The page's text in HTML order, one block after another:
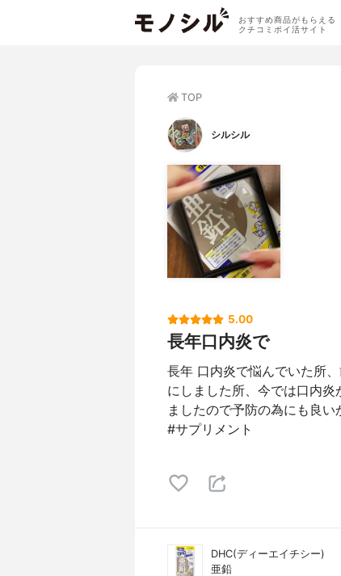
おすすめ商品がもらえる
クチコミポイ活サイト
TOP
シルシル
5.00
長年口内炎で
長年 口内炎で悩んでいた所
にしました所、今では口内
ましたので予防の為にも良い
#サプリメント
DHC(ディーエイチシー)
亜鉛